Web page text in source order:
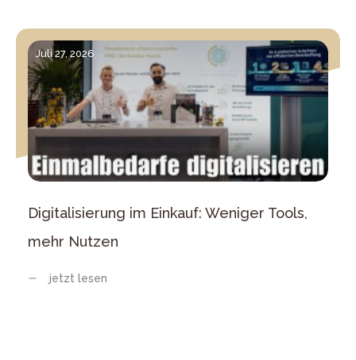
Juli 27, 2026
Digitalisierung im Einkauf: Weniger Tools,
mehr Nutzen
jetzt lesen